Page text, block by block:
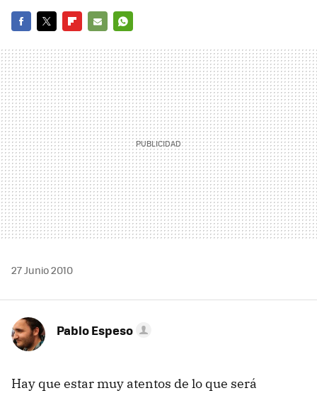
MAIL
27 Junio 2010
Pablo Espeso
Hay que estar muy atentos de lo que será